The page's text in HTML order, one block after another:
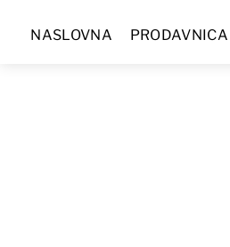
NASLOVNA
PRODAVNICA